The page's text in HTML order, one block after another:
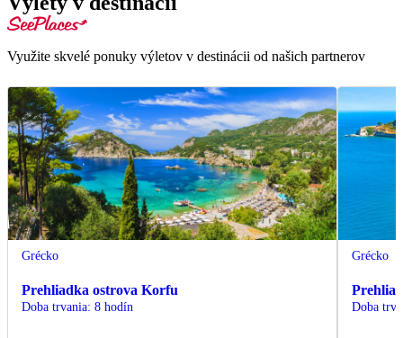
Využite skvelé ponuky výletov v destinácii od našich partnerov
Grécko
Prehliadka ostrova Korfu
Doba trvania: 8 hodín
Grécko
Doba